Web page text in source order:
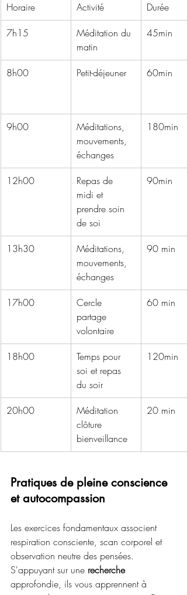
Horaire Activité
Durée
7h15
Méditation du
matin
45min
8h00 Petit-déjeuner 60min
9h00
Méditations,
mouvements,
échanges
180min
12h00
Repas de
midi et
prendre soin
de soi
90min
13h30
Méditations,
mouvements,
échanges
90 min
17h00
Cercle
partage
volontaire
60 min
18h00
Temps pour
soi et repas
du soir
120min
20h00
Méditation
clôture
bienveillance
20 min
Pratiques de pleine conscience
et autocompassion
Les exercices fondamentaux associent
respiration consciente, scan corporel et
observation neutre des pensées.
S'appuyant sur une recherche
approfondie, ils vous apprennent à